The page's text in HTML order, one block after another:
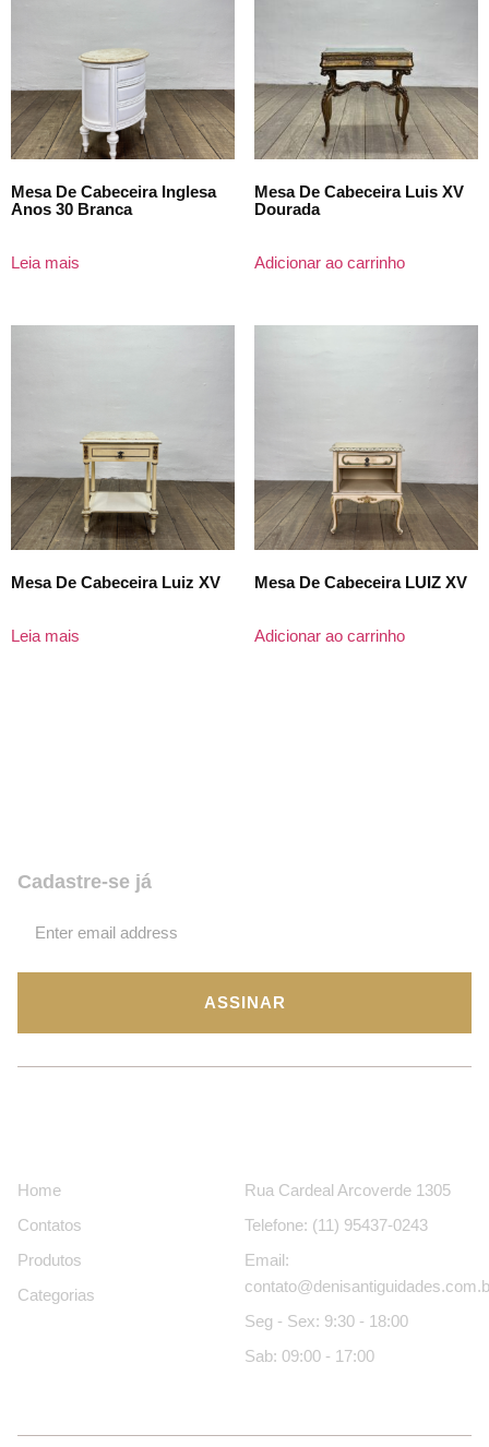
Mesa De Cabeceira Inglesa
Anos 30 Branca
Leia mais
Mesa De Cabeceira Luis XV
Dourada
Adicionar ao carrinho
Mesa De Cabeceira Luiz XV
Leia mais
Mesa De Cabeceira LUIZ XV
Adicionar ao carrinho
Cadastre-se já
ASSINAR
Home
Contatos
Produtos
Categorias
Rua Cardeal Arcoverde 1305
Telefone: (11) 95437-0243
Email:
Seg - Sex: 9:30 - 18:00
Sab: 09:00 - 17:00